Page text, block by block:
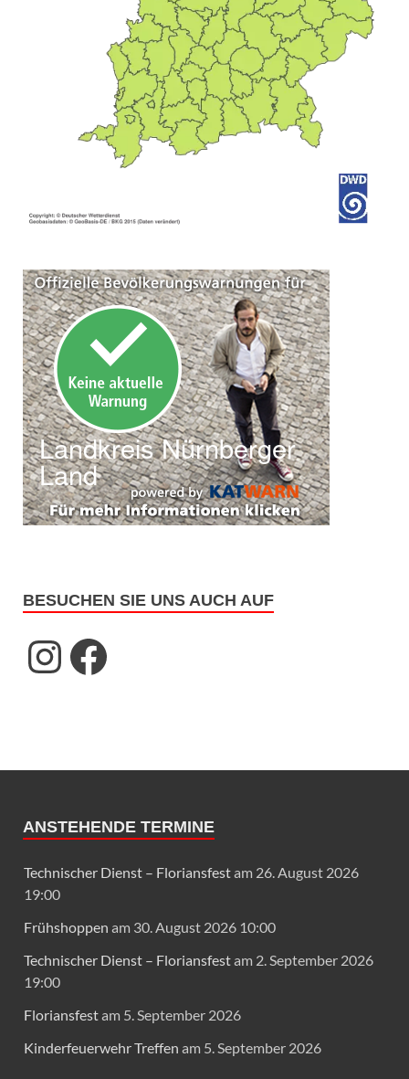
BESUCHEN SIE UNS AUCH AUF
ANSTEHENDE TERMINE
Technischer Dienst – Floriansfestam 26. August 2026
19:00
Frühshoppen am 30. August 2026 10:00
Technischer Dienst – Floriansfestam 2. September 2026
19:00
Floriansfestam 5. September 2026
Kinderfeuerwehr Treffen am 5. September 2026